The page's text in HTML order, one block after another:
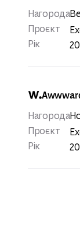
Нагорода
Проєкт
Рік
Нагорода
Проєкт
Рік